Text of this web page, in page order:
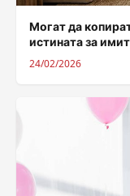
Могат да
истината за
24/02/2026